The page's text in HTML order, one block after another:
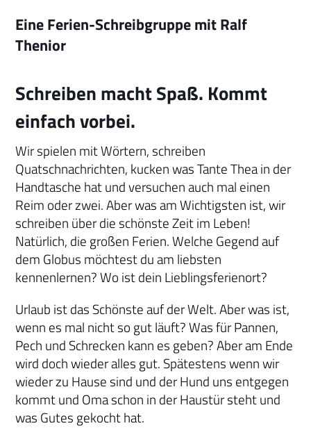
Eine Ferien-Schreibgruppe mit Ralf
Thenior
Schreiben macht Spaß. Kommt
einfach vorbei.
Wir spielen mit Wörtern, schreiben
Quatschnachrichten, kucken was Tante Thea in der
Handtasche hat und versuchen auch mal einen
Reim oder zwei. Aber was am Wichtigsten ist, wir
schreiben über die schönste Zeit im Leben!
Natürlich, die großen Ferien. Welche Gegend auf
dem Globus möchtest du am liebsten
kennenlernen? Wo ist dein Lieblingsferienort?
Urlaub ist das Schönste auf der Welt. Aber was ist,
wenn es mal nicht so gut läuft? Was für Pannen,
Pech und Schrecken kann es geben? Aber am Ende
wird doch wieder alles gut. Spätestens wenn wir
wieder zu Hause sind und der Hund uns entgegen
kommt und Oma schon in der Haustür steht und
was Gutes gekocht hat.